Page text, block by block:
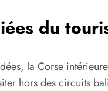
du
la Corse
hors des circuits